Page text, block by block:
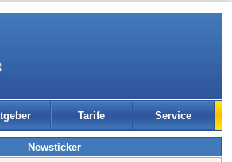
Tarife Service
Newsticker